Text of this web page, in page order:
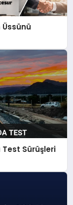
Üssünü
Test Sürüşleri